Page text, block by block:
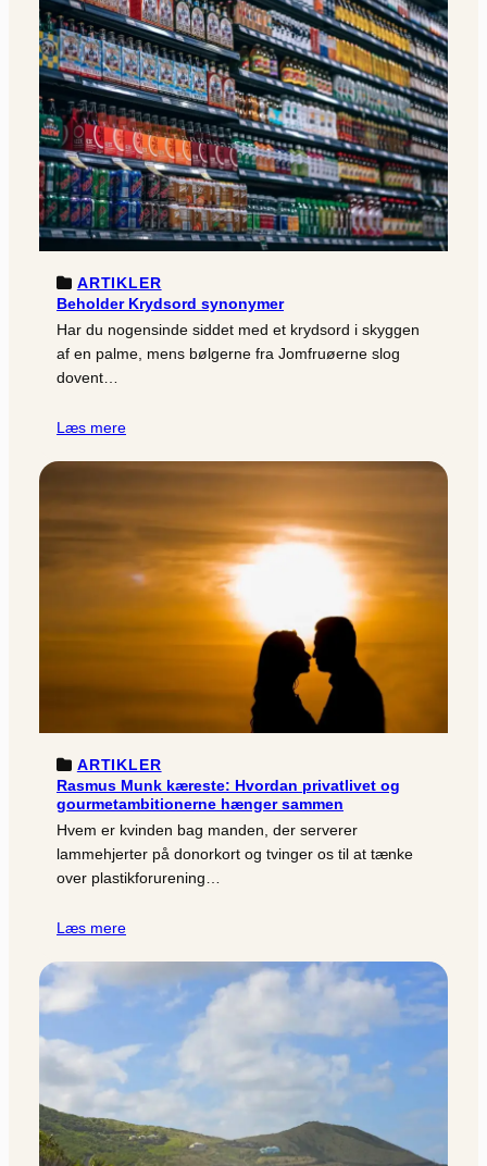
ARTIKLER
Beholder Krydsord synonymer
Har du nogensinde siddet med et krydsord i skyggen
af en palme, mens bølgerne fra Jomfruøerne slog
dovent…
Læs mere
ARTIKLER
Rasmus Munk kæreste: Hvordan privatlivet og
gourmetambitionerne hænger sammen
Hvem er kvinden bag manden, der serverer
lammehjerter på donorkort og tvinger os til at tænke
over plastikforurening…
Læs mere